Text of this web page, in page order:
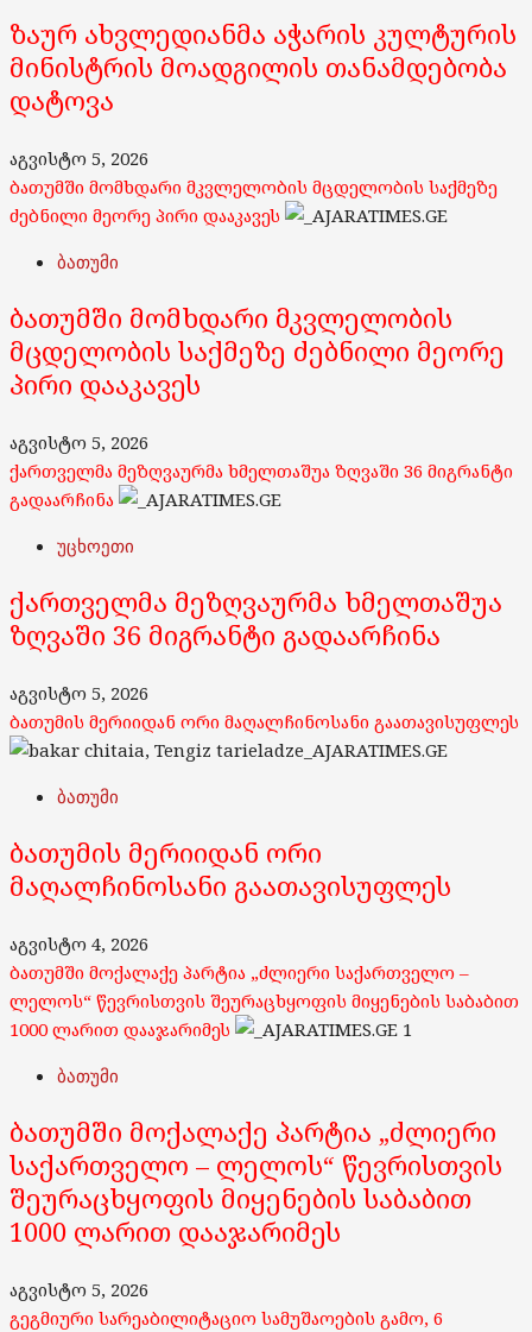
ზაურ ახვლედიანმა აჭარის კულტურის
მინისტრის მოადგილის თანამდებობა
დატოვა
აგვისტო 5, 2026
ბათუმში მომხდარი მკვლელობის მცდელობის საქმეზე
ძებნილი მეორე პირი დააკავეს
ბათუმი
ბათუმში მომხდარი მკვლელობის
მცდელობის საქმეზე ძებნილი მეორე
პირი დააკავეს
აგვისტო 5, 2026
ქართველმა მეზღვაურმა ხმელთაშუა ზღვაში 36 მიგრანტი
გადაარჩინა
უცხოეთი
ქართველმა მეზღვაურმა ხმელთაშუა
ზღვაში 36 მიგრანტი გადაარჩინა
აგვისტო 5, 2026
ბათუმის მერიიდან ორი მაღალჩინოსანი გაათავისუფლეს
ბათუმი
ბათუმის მერიიდან ორი
მაღალჩინოსანი გაათავისუფლეს
აგვისტო 4, 2026
ბათუმში მოქალაქე პარტია „ძლიერი საქართველო –
ლელოს“ წევრისთვის შეურაცხყოფის მიყენების საბაბით
1000 ლარით დააჯარიმეს
1
ბათუმი
ბათუმში მოქალაქე პარტია „ძლიერი
საქართველო – ლელოს“ წევრისთვის
შეურაცხყოფის მიყენების საბაბით
1000 ლარით დააჯარიმეს
აგვისტო 5, 2026
გეგმიური სარეაბილიტაციო სამუშაოების გამო, 6